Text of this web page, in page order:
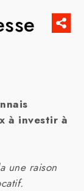
à investir à
une raison